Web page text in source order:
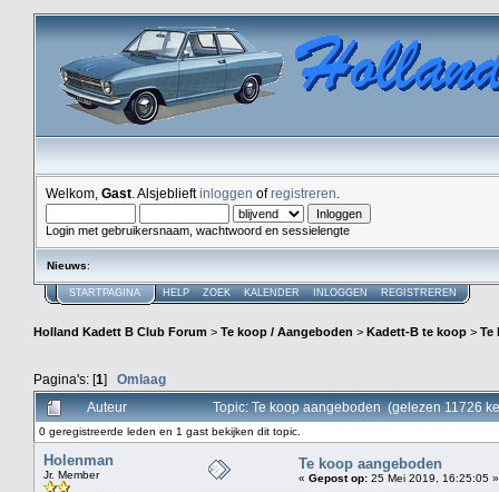
Welkom, Gast . Alsjeblieftinloggen ofregistreren
Login met gebruikersnaam, wachtwoord en sessielengte
Nieuws:
STARTPAGINA HELP ZOEK KALENDER INLOGGEN REGISTREREN
Holland Kadett B Club Forum > Te koop / Aangeboden > Kadett-B te koop > Te
Pagina's: [1] Omlaag
Auteur
Topic: Te koop aangeboden (gelezen 11726
0 geregistreerde leden en 1 gast bekijken dit topic.
Holenman
Jr. Member
Te koop aangeboden
« Gepost op: 25 Mei 2019, 16:25:05 »